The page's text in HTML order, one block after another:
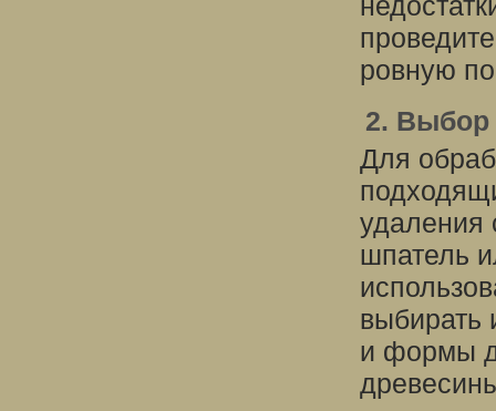
ровную
2. Выбор
Для
удаления
шпатель
выбирать
и формы